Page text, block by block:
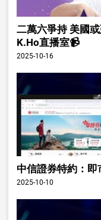
二萬六爭持 美國
K.Ho直播室📹
2025-10-16
中信證券特約：
2025-10-10